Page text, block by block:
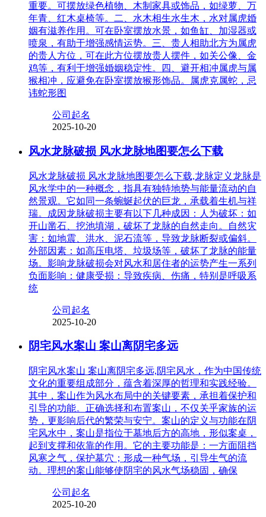
重要。可摆放绿色植物、木制家具或饰品，如绿萝、万
年青、红木桌椅等。二、水木相生水生木，水对属虎婚
姻有滋养作用。可在卧室摆放水景，如鱼缸、加湿器或
喷泉，有助于增强感情运势。三、贵人相助北方为属虎
的贵人方位，可在此方位摆放贵人摆件，如关公像、金
鸡等，有利于增强婚姻稳定性。四、避开相冲属虎与属
猴相冲，应避免在卧室摆放猴形饰品。属虎克属蛇，忌
讳蛇形图
公司起名
2025-10-20
风水龙脉破损 风水龙脉地图要怎么下载
风水龙脉破损 风水龙脉地图要怎么下载,龙脉定义龙脉是
风水学中的一种概念，指具有独特地势与能量流动的自
然景观。它如同一条蜿蜒起伏的巨龙，承载着生机与祥
瑞。成因龙脉破损主要有以下几种成因：人为破坏：如
开山凿石、挖池填湖，破坏了龙脉的自然走向。自然灾
害：如地震、洪水、泥石流等，导致龙脉断裂或偏斜。
外部因素：如高压电塔、垃圾场等，破坏了龙脉的能量
场。影响龙脉破损会对风水和居住者的运势产生一系列
负面影响：健康受损：导致疾病、伤痛，特别是呼吸系
统
公司起名
2025-10-20
阴宅风水案山 案山离阴宅多远
阴宅风水案山 案山离阴宅多远,阴宅风水，作为中国传统
文化的重要组成部分，蕴含着深厚的哲理和实践经验。
其中，案山作为风水布局中的关键要素，承担着保护和
引导的功能。正确选择和布置案山，不仅关乎家族的运
势，更影响后代的繁荣与安宁。案山的定义与功能在阴
宅风水中，案山是指位于墓地后方的高地，形似案桌，
起到支撑和依靠的作用。它的主要功能是：一方面阻挡
风寒之气，保护墓穴；形成一种气场，引导生气的流
动。理想的案山能够使阴宅的风水气场稳固，确保
公司起名
2025-10-20